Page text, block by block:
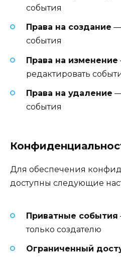
события
Права на создание —
события
Права на изменение
редактировать
Права на удаление —
события
Для обеспечения
доступны следующие
Приватные события
только создателю
Ограниченный